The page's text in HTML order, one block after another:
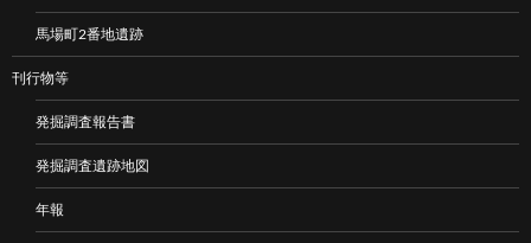
馬場町2番地遺跡
刊行物等
発掘調査報告書
発掘調査遺跡地図
年報